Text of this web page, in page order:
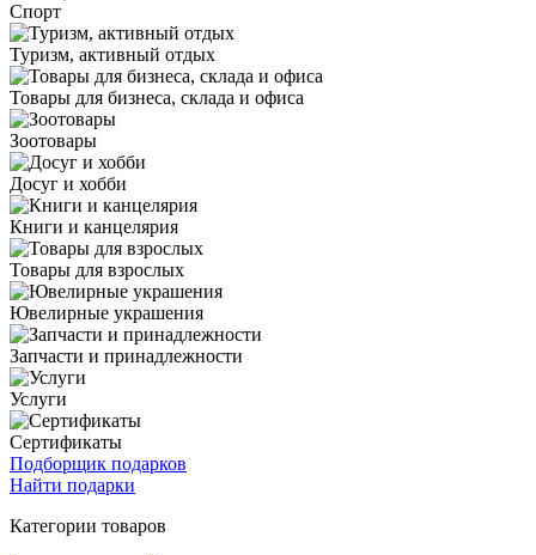
Спорт
Туризм, активный отдых
Товары для бизнеса, склада и офиса
Зоотовары
Досуг и хобби
Книги и канцелярия
Товары для взрослых
Ювелирные украшения
Запчасти и принадлежности
Услуги
Сертификаты
Подборщик подарков
Найти подарки
Категории товаров